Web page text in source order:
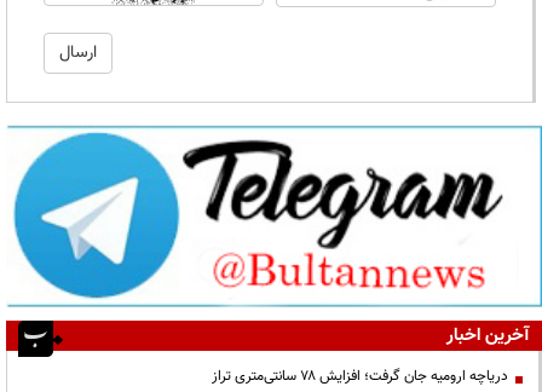
آخرین اخبار
دریاچه ارومیه جان گرفت؛ افزایش ۷۸ سانتی‌متری تراز